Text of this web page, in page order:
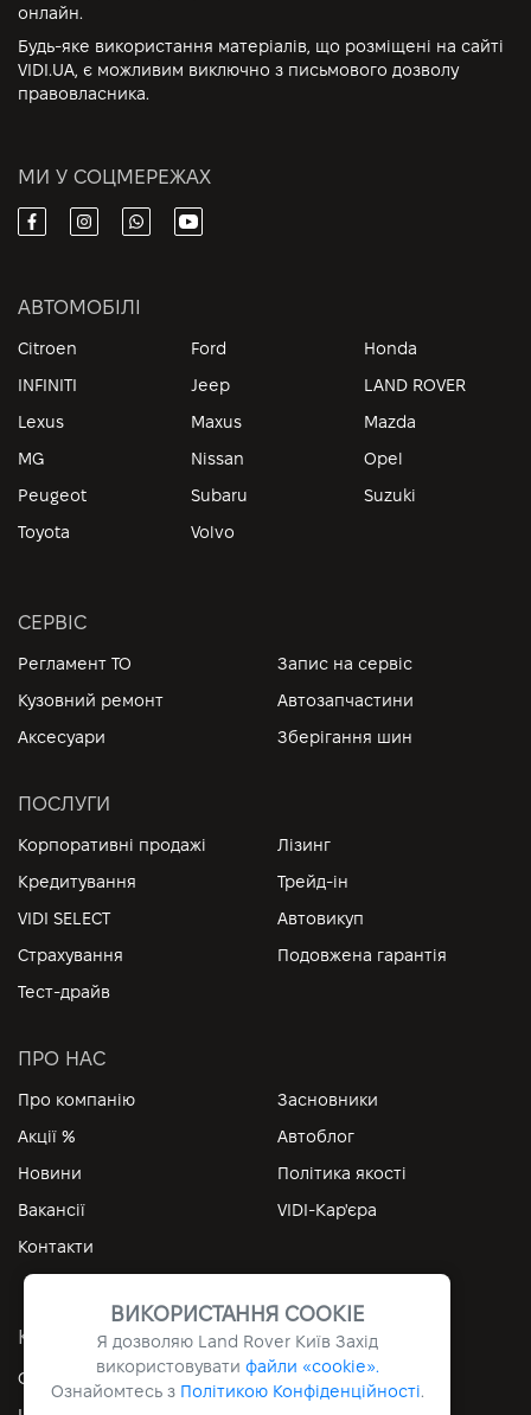
онлайн.
Будь-яке використання матеріалів, що розміщені на сайті
VIDI.UA, є можливим виключно з письмового дозволу
правовласника.
МИ У СОЦМЕРЕЖАХ
АВТОМОБІЛІ
Citroen Ford
Honda
INFINITI
Jeep
LAND ROVER
Lexus
Maxus
Mazda
MG
Nissan
Opel
Peugeot
Subaru
Suzuki
Toyota
Volvo
СЕРВІС
Регламент ТО
Запис на сервіс
Кузовний ремонт
Автозапчастини
Аксесуари
Зберігання шин
ПОСЛУГИ
Корпоративні продажі
Лізинг
Кредитування
Трейд-ін
VIDI SELECT
Автовикуп
Страхування
Подовжена гарантія
Тест-драйв
ПРО НАС
Про компанію
Засновники
Акції %
Автоблог
Новини
Політика якості
Вакансії
VIDI-Кар'єра
Контакти
КОРИСНІ ПОСИЛАННЯ
Особистий кабінет
Контакти
ВИКОРИСТАННЯ COOKIE
Я дозволяю Land Rover Київ Захід
використовувати файли «cookie».
Ознайомтесь з Політикою Конфіденційності.